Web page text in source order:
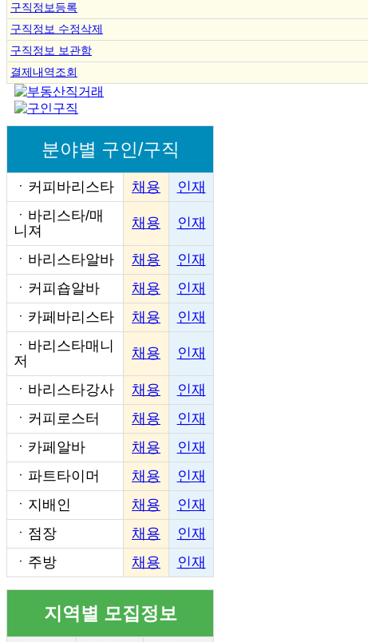
구직정보등록
구직정보 수정삭제
구직정보 보관함
결제내역조회
분야별 구인/구직
ㆍ 커피바리스타 채용
인재
ㆍ 바리스타/매
니져
채용 인재
ㆍ 바리스타알바 채용
인재
ㆍ 커피숍알바 채용
인재
ㆍ 카페바리스타 채용
인재
ㆍ 바리스타매니
저
채용 인재
ㆍ 바리스타강사 채용
인재
ㆍ 커피로스터 채용
인재
ㆍ 카페알바 채용
인재
ㆍ 파트타이머 채용
인재
ㆍ 지배인 채용
인재
ㆍ 점장 채용
인재
ㆍ 주방 채용 인재
지역별 모집정보